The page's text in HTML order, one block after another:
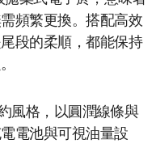
頻繁更換。搭配高效
段的柔順，都能保持
風格，以圓潤線條與
電池與可視油量設